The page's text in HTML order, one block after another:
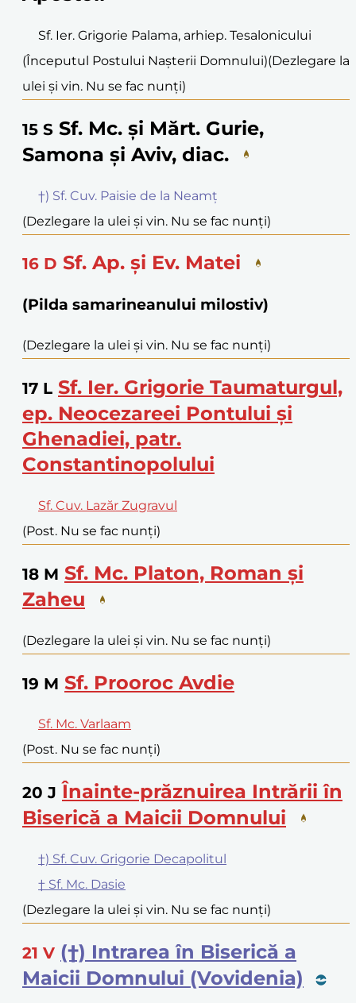
Sf. Ier. Grigorie Palama, arhiep. Tesalonicului
(Începutul Postului Nașterii Domnului)(Dezlegare la
ulei și vin. Nu se fac nunți)
15 S Sf. Mc. și Mărt. Gurie,
Samona și Aviv, diac.
†) Sf. Cuv. Paisie de la Neamț
(Dezlegare la ulei și vin. Nu se fac nunți)
16 D Sf. Ap. și Ev. Matei
(Pilda samarineanului milostiv)
(Dezlegare la ulei și vin. Nu se fac nunți)
17 L Sf. Ier. Grigorie Taumaturgul,
ep. Neocezareei Pontului și
Ghenadiei, patr.
Constantinopolului
Sf. Cuv. Lazăr Zugravul
(Post. Nu se fac nunți)
18 M Sf. Mc. Platon, Roman și
Zaheu
(Dezlegare la ulei și vin. Nu se fac nunți)
19 M Sf. Prooroc Avdie
Sf. Mc. Varlaam
(Post. Nu se fac nunți)
20 J Înainte-prăznuirea Intrării în
Biserică a Maicii Domnului
†) Sf. Cuv. Grigorie Decapolitul
† Sf. Mc. Dasie
(Dezlegare la ulei și vin. Nu se fac nunți)
21 V (†) Intrarea în Biserică a
Maicii Domnului (Vovidenia)